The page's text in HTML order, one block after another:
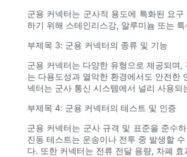
군용 커넥터는 군사적 용도에 특화된 요
하기 위해 스테인리스강, 알루미늄 또는
부제목 3: 군용 커넥터의 종류 및 기능
군용 커넥터는 다양한 유형으로 제공되며
는 다용도성과 열악한 환경에서도 안전한
넥터는 군사 통신 시스템에서 널리 사용
부제목 4: 군용 커넥터의 테스트 및 인증
군용 커넥터는 군사 규격 및 표준을 준수
진동 테스트는 운송이나 전투 중 발생할
다. 또한 커넥터는 전류 전달 용량, 차폐